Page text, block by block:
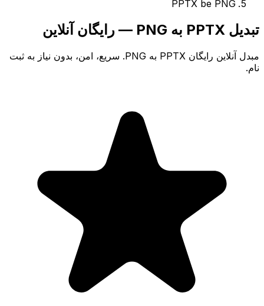
PPTX be PNG
تبدیل PPTX به PNG — رایگان آنلاین
مبدل آنلاین رایگان PPTX به PNG. سریع، امن، بدون نیاز به ثبت
نام.